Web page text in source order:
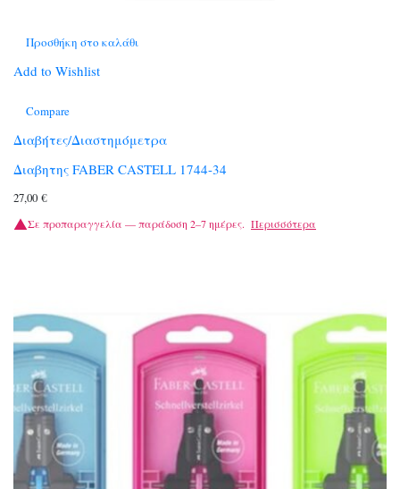
Προσθήκη στο καλάθι
Add to Wishlist
Compare
Διαβήτες/Διαστημόμετρα
Διαβητης FABER CASTELL 1744-34
27,00 €
Σε προπαραγγελία — παράδοση 2–7 ημέρες. Περισσότερα